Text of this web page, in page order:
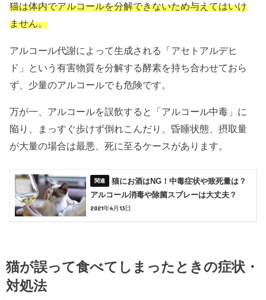
猫は体内でアルコールを分解できないため与えてはいけ
ません。
アルコール代謝によって生成される「アセトアルデヒ
ド」という有害物質を分解する酵素を持ち合わせておら
ず、少量のアルコールでも危険です。
万が一、アルコールを誤飲すると「アルコール中毒」に
陥り、まっすぐ歩けず倒れこんだり、昏睡状態、摂取量
が大量の場合は最悪、死に至るケースがあります。
猫にお酒はNG！中毒症状や致死量は？
アルコール消毒や除菌スプレーは大丈夫？
2021年4月13日
猫が誤って食べてしまったときの症状・
対処法